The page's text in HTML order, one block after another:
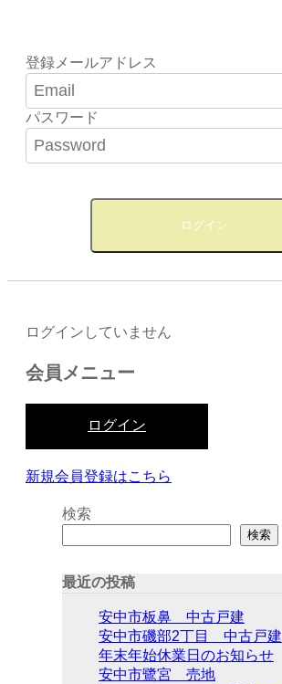
登録メールアドレス
パスワード
ログインしていません
会員メニュー
ログイン
新規会員登録はこちら
検索
検索
最近の投稿
安中市板鼻 中古戸建
安中市磯部2丁目 中古戸建
年末年始休業日のお知らせ
安中市鷺宮 売地